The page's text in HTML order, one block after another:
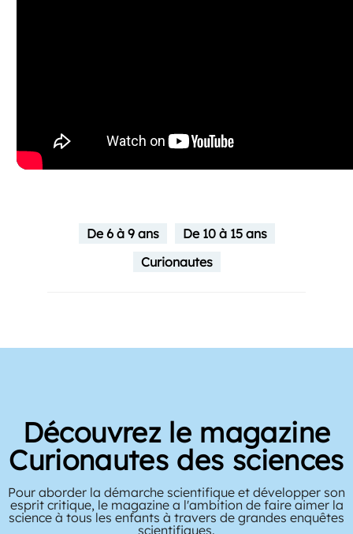
De 6 à 9 ans
De 10 à 15 ans
Curionautes
Découvrez le magazine
Curionautes des sciences
Pour aborder la démarche scientifique et développer son
esprit critique, le magazine a l'ambition de faire aimer la
science à tous les enfants à travers de grandes enquêtes
scientifiques.